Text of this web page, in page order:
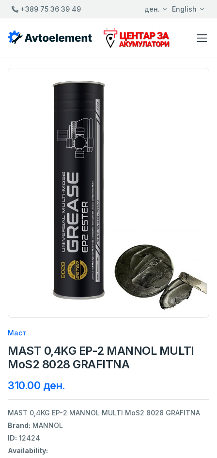
+389 75 36 39 49 ден. English
Маст
MAST 0,4KG EP-2 MANNOL MULTI
MoS2 8028 GRAFITNA
310.00 ден.
MAST 0,4KG EP-2 MANNOL MULTI MoS2 8028 GRAFITNA
Brand: MANNOL
ID: 12424
Availability: